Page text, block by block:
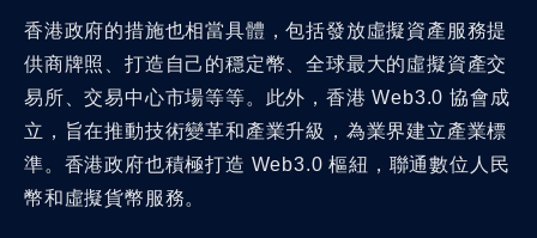
香港政府的措施也相當具體，包括發放虛擬資產服務提
供商牌照、打造自己的穩定幣、全球最大的虛擬資產交
易所、交易中心市場等等。此外，香港 Web3.0 協會成
立，旨在推動技術變革和產業升級，為業界建立產業標
準。香港政府也積極打造 Web3.0 樞紐，聯通數位人民
幣和虛擬貨幣服務。